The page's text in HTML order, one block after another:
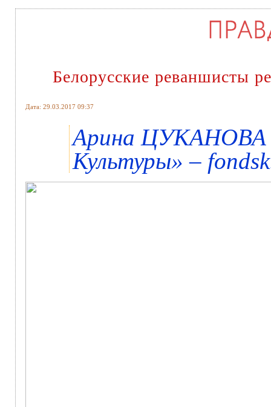
Белорусские реваншисты
Дата: 29.03.2017 09:37
Арина ЦУКАНОВА
Культуры» –